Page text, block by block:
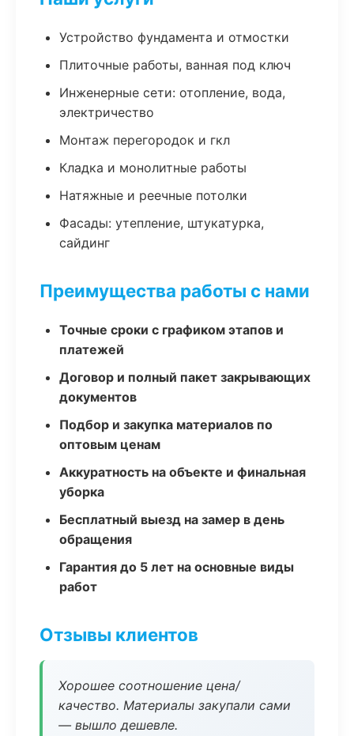
Устройство фундамента и отмостки
Плиточные работы, ванная под ключ
Инженерные сети: отопление, вода,
электричество
Монтаж перегородок и гкл
Кладка и монолитные работы
Натяжные и реечные потолки
Фасады: утепление, штукатурка,
сайдинг
Преимущества работы с нами
Точные сроки с графиком этапов и
платежей
Договор и полный пакет закрывающих
документов
Подбор и закупка материалов по
оптовым ценам
Аккуратность на объекте и финальная
уборка
Бесплатный выезд на замер в день
обращения
Гарантия до 5 лет на основные виды
работ
Отзывы клиентов
Хорошее соотношение цена/
качество. Материалы закупали сами
— вышло дешевле.